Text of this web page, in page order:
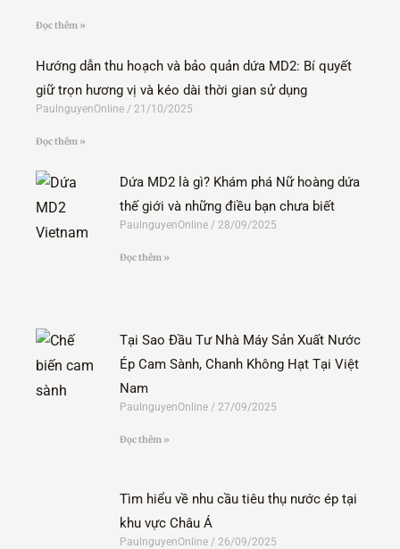
Đọc thêm »
Hướng dẫn thu hoạch và bảo quản dứa MD2: Bí quyết
giữ trọn hương vị và kéo dài thời gian sử dụng
PaulnguyenOnline 21/10/2025
Đọc thêm »
Dứa MD2 là gì? Khám phá Nữ hoàng dứa
thế giới và những điều bạn chưa biết
PaulnguyenOnline 28/09/2025
Đọc thêm »
Tại Sao Đầu Tư Nhà Máy Sản Xuất Nước
Ép Cam Sành, Chanh Không Hạt Tại Việt
Nam
PaulnguyenOnline 27/09/2025
Đọc thêm »
Tìm hiểu về nhu cầu tiêu thụ nước ép tại
khu vực Châu Á
PaulnguyenOnline 26/09/2025